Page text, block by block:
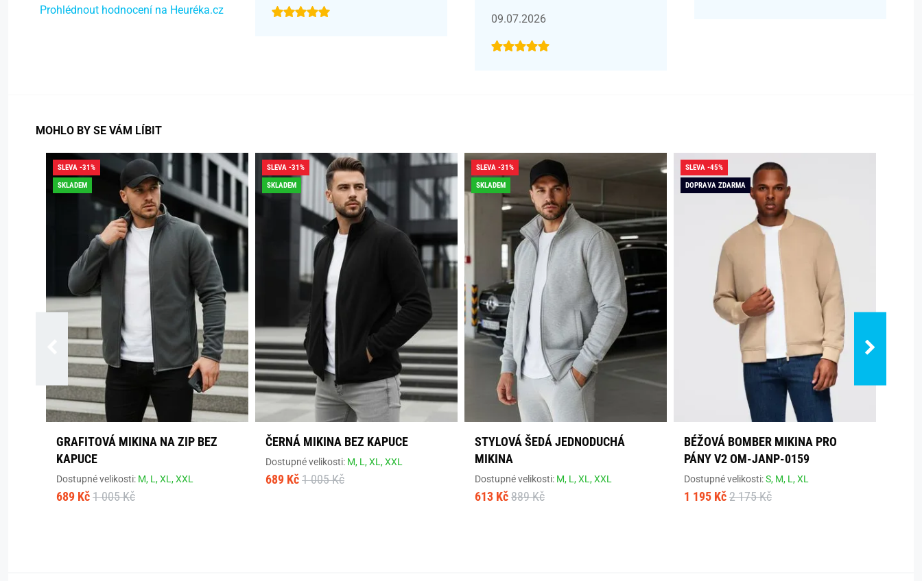
Prohlédnout hodnocení na Heuréka.cz
09.07.2026
MOHLO BY SE VÁM LÍBIT
SLEVA -31%
SKLADEM
GRAFITOVÁ MIKINA NA ZIP BEZ
KAPUCE
Dostupné velikosti: M, L,XL,XXL
689 Kč 1 005 Kč
SLEVA -31%
SKLADEM
ČERNÁ MIKINA BEZ KAPUCE
Dostupné velikosti: M, L,XL,XXL
689 Kč 1 005 Kč
SLEVA -31%
SKLADEM
STYLOVÁ ŠEDÁ JEDNODUCHÁ
MIKINA
Dostupné velikosti: M, L,XL,XXL
613 Kč 889 Kč
SLEVA -45%
DOPRAVA ZDARMA
BÉŽOVÁ BOMBER MIKINA PRO
PÁNY V2 OM-JANP-0159
Dostupné velikosti:S, M, L,XL
1 195 Kč 2 175 Kč